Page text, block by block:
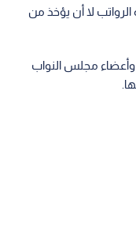
الرواتب لا أن يؤخذ من
وأعضاء مجلس النواب